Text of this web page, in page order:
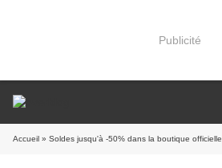
Publicité
Accueil » Soldes jusqu'à -50% dans la boutique officielle